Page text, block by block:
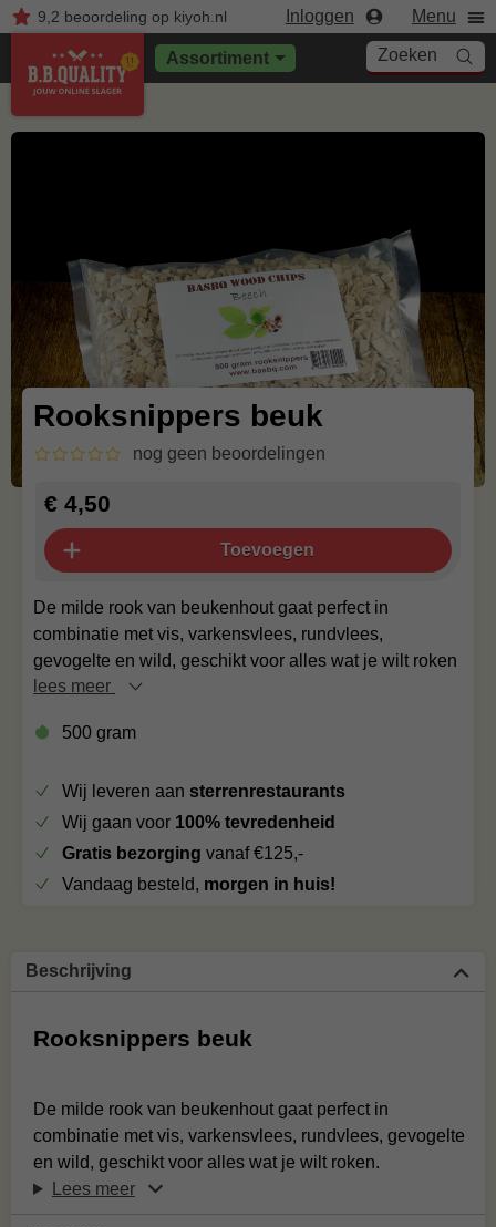
9,2 beoordelingop kiyoh.nl Inloggen Menu
Assortiment Zoeken
Rooksnippers beuk
nog geen beoordelingen
De milde rook van beukenhout gaat perfect in
combinatie met vis, varkensvlees, rundvlees,
gevogelte en wild, geschikt voor alles wat je wilt roken
lees meer
500 gram
€ 4,50
Toevoegen
Wij leveren aan sterrenrestaurants
Wij gaan voor 100% tevredenheid
Gratis bezorging vanaf €125,-
Vandaag besteld, morgen in huis!
Beschrijving
Rooksnippers beuk
De milde rook van beukenhout gaat perfect in
combinatie met vis, varkensvlees, rundvlees, gevogelte
en wild, geschikt voor alles wat je wilt roken.
Lees meer